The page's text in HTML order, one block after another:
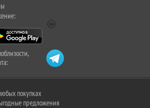
покупках
предложения